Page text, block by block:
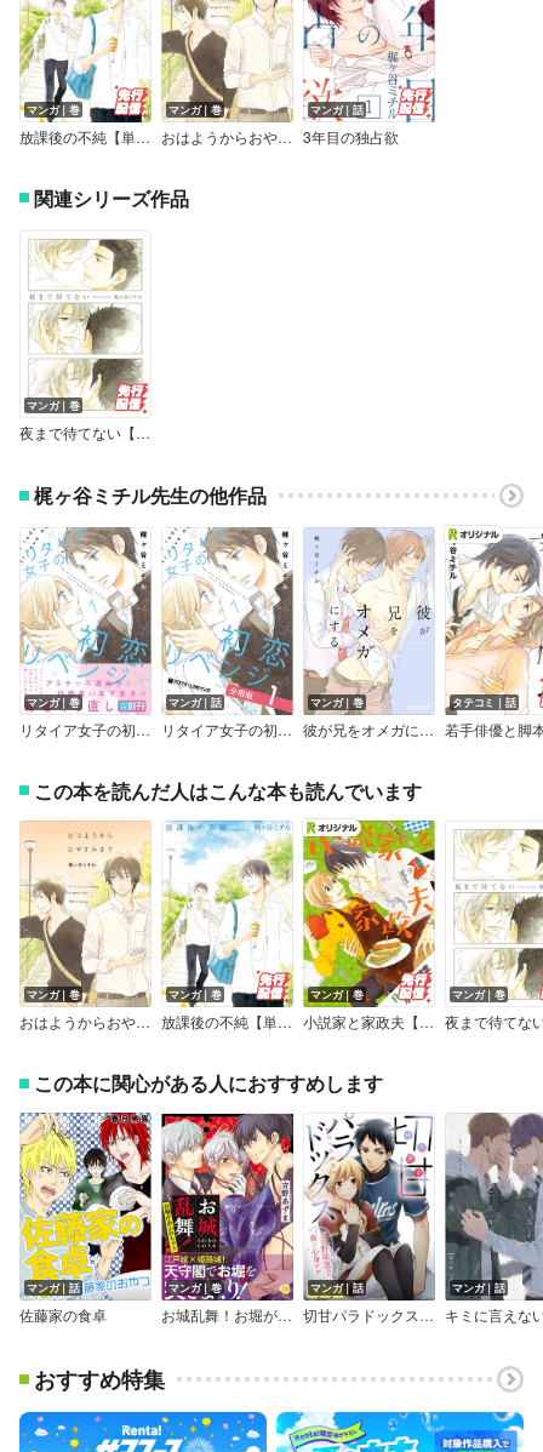
マンガ｜巻
放課後の不純【単行本版（電子限定描き下ろし付）】
マンガ｜巻
おはようからおやすみまで【電子限定特典付】
マンガ｜話
3年目の独占欲
関連シリーズ作品
マンガ｜巻
夜まで待てない【単行本版（電子限定描き下ろし付）】
梶ヶ谷ミチル先生の他作品
マンガ｜巻
リタイア女子の初恋リベンジ
マンガ｜話
リタイア女子の初恋リベンジ【分冊版】
マンガ｜巻
彼が兄をオメガにする
タテコミ｜話
この本を読んだ人はこんな本も読んでいます
マンガ｜巻
おはようからおやすみまで【電子限定特典付】
マンガ｜巻
放課後の不純【単行本版（電子限定描き下ろし付）】
マンガ｜巻
小説家と家政夫【Renta！限定描き下ろし付】
マンガ｜巻
この本に関心がある人におすすめします
マンガ｜話
佐藤家の食卓
マンガ｜巻
お城乱舞！お堀があふれちゃう（合本版）
マンガ｜話
切甘パラドックス～プロ野球選手の夜の心身ケア～
マンガ｜話
おすすめ特集